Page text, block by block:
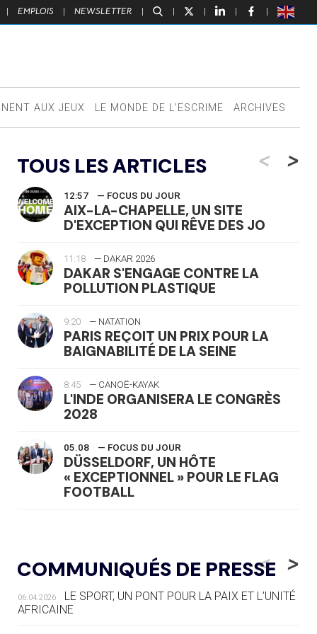
| EMPLOIS | NEWSLETTER | | | | |
AUX JEUX LE MONDE DE L’ESCRIME ARCHIVES
TOUS LES ARTICLES <
12:57 — FOCUS DU JOUR
AIX-LA-CHAPELLE, UN SITE
D'EXCEPTION QUI RÊVE DES JO
11:18 — DAKAR 2026
DAKAR S'ENGAGE CONTRE LA
POLLUTION PLASTIQUE
9:20 — NATATION
PARIS REÇOIT UN PRIX POUR LA
BAIGNABILITÉ DE LA SEINE
8:45 — CANOË-KAYAK
L'INDE ORGANISERA LE CONGRÈS
2028
05.08 — FOCUS DU JOUR
DÜSSELDORF, UN HÔTE
« EXCEPTIONNEL » POUR LE FLAG
FOOTBALL
LE RÊVE DE VOIR LA LUGE ALPINE
AUX JO « N'EST PAS FINI »
05.08 — TIR À L'ARC
DES MONDIAUX À BRISBANE SUR LA
>
COMMUNIQUÉS DE PRESSE
<
06.04.2026
LE SPORT, UN PONT POUR LA PAIX ET L’UNITÉ
AFRICAINE
>